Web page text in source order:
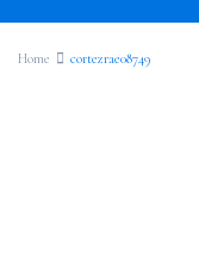
Home cortezrae08749